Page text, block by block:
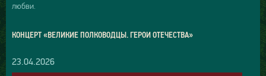
любви.
КОНЦЕРТ «ВЕЛИКИЕ ПОЛКОВОДЦЫ. ГЕРОИ ОТЕЧЕСТВА»
23.04.2026